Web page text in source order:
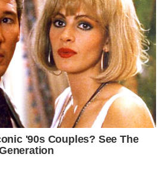
'90s Couples? See The